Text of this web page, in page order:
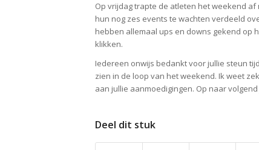
Op vrijdag trapte de atleten het weekend
hun nog zes events te wachten verdeeld
hebben allemaal ups en downs gekend op
klikken.
Iedereen onwijs bedankt voor jullie steun
zien in de loop van het weekend. Ik weet
aan jullie aanmoedigingen. Op naar
Deel dit stuk